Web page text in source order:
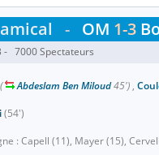
- OM 1-3
- 7000 Spectateurs
( Abdeslam Ben Miloud45') ,
(54')
: Capell (11), Mayer (15),